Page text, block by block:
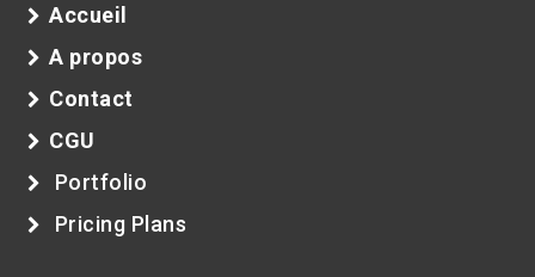
Accueil
A propos
Contact
CGU
Portfolio
Pricing Plans